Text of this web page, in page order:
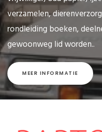
verzamelen,
rondleiding boeken,
gewoonweg lid worden..
MEER INFORMATIE